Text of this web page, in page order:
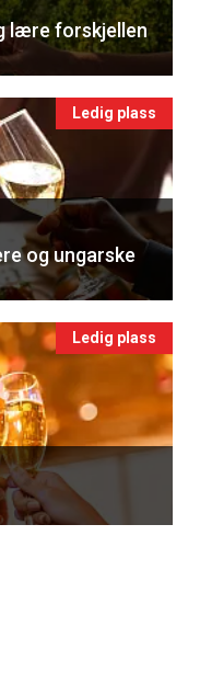
lære forskjellen
Ledig plass
og ungarske
Ledig plass